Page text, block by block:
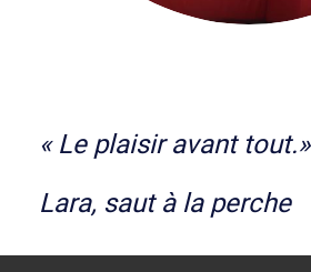
« Le plaisir avant tout.»
Lara, saut à la perche